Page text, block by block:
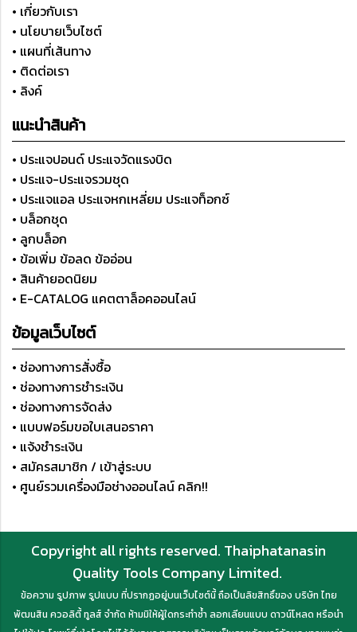
• เกี่ยวกับเรา
• นโยบายเว็บไซต์
• แผนที่เส้นทาง
• ติดต่อเรา
• ลิงค์
แนะนำสินค้า
• ประแจปอนด์ ประแจวัดแรงบิด
• ประแจ-ประแจรวมชุด
• ประแจแอล ประแจหกเหลี่ยม ประแจท็อกซ์
• บล็อกชุด
• ลูกบล็อก
• ข้อเพิ่ม ข้อลด ข้ออ่อน
• สินค้ายอดนิยม
• E-CATALOG แคตตาล็อคออนไลน์
ข้อมูลเว็บไซต์
• ช่องทางการสั่งซื้อ
• ช่องทางการชำระเงิน
• ช่องทางการจัดส่ง
• แบบฟอร์มขอใบเสนอราคา
• แจ้งชำระเงิน
• สมัครสมาชิก / เข้าสู่ระบบ
• ศูนย์รวมเครื่องมือช่างออนไลน์ คลิก!!
Copyright all rights reserved. Thaiphatanasin
Quality Tools Company Limited.
ข้อความ รูปภาพ รูปแบบ ที่ปรากฏอยู่บนเว็บไซต์นี้ ถือเป็นลิขสิทธิ์ของ บริษัท ไทย
พัฒนสิน ควอลิตี้ ทูลส์ จำกัด ห้ามมิให้ผู้ใดกระทำซ้ำ ลอกเลียนแบบ ดาวน์โหลด หรือนำ